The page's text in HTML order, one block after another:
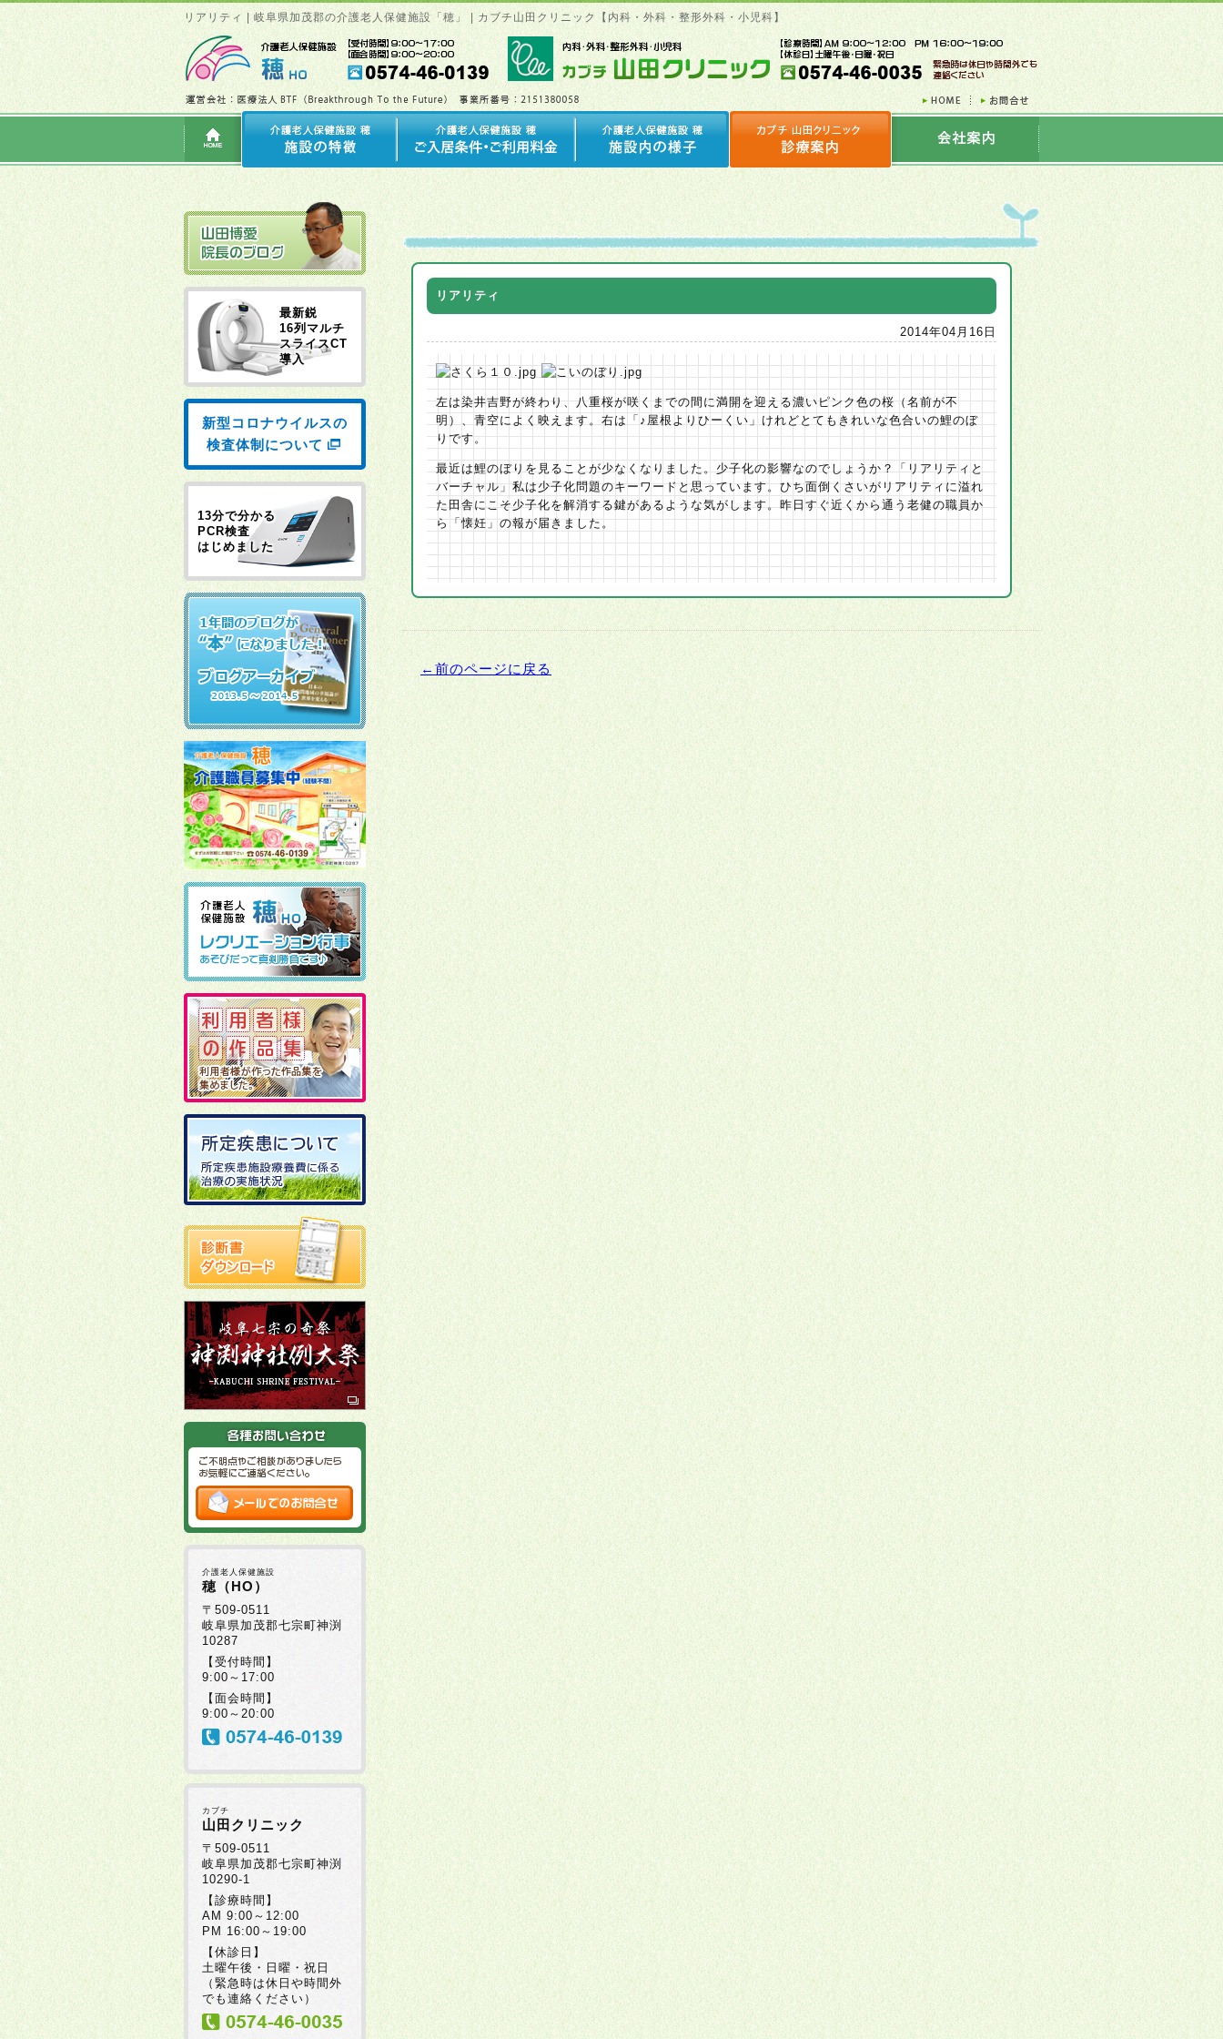
リアリティ | 岐阜県加茂郡の介護老人保健施設「穂」 | カブチ山田クリニック【内科・外科・整形外科・小児科】
リアリティ
2014年04月16日
左は染井吉野が終わり、八重桜が咲くまでの間に満開を迎える濃いピンク色の桜（名前が不
明）、青空によく映えます。右は「♪屋根よりひーくい」けれどとてもきれいな色合いの鯉のぼ
りです。
最近は鯉のぼりを見ることが少なくなりました。少子化の影響なのでしょうか？「リアリティと
バーチャル」私は少子化問題のキーワードと思っています。ひち面倒くさいがリアリティに溢れ
た田舎にこそ少子化を解消する鍵があるような気がします。昨日すぐ近くから通う老健の職員か
ら「懐妊」の報が届きました。
←前のページに戻る
最新鋭
16列マルチ
スライスCT
導入
新型コロナウイルスの
検査体制について
13分で分かる
PCR検査
はじめました
介護老人保健施設
穂（HO）
〒509-0511
岐阜県加茂郡七宗町神渕
10287
【受付時間】
9:00～17:00
【面会時間】
9:00～20:00
カブチ
山田クリニック
〒509-0511
岐阜県加茂郡七宗町神渕
10290-1
【診療時間】
AM 9:00～12:00
PM 16:00～19:00
【休診日】
土曜午後・日曜・祝日
（緊急時は休日や時間外
でも連絡ください）